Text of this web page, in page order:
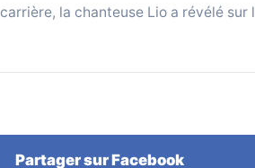
la chanteuse Lio a révélé sur
Partager sur Facebook